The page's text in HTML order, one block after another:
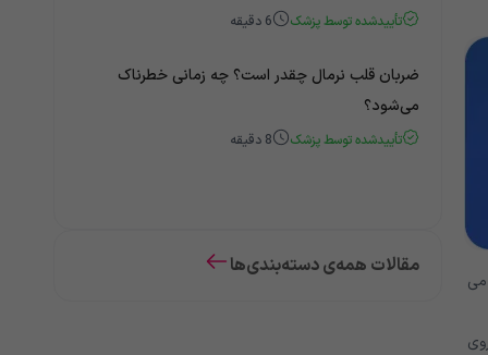
تأییدشده توسط پزشک 6 دقیقه
ضربان قلب نرمال چقدر است؟ چه زمانی خطرناک
می‌شود؟
تأییدشده توسط پزشک 8 دقیقه
مقالات همه‌ی دسته‌بندی‌ها